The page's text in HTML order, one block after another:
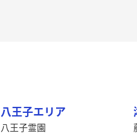
八王子エリア
八王子霊園